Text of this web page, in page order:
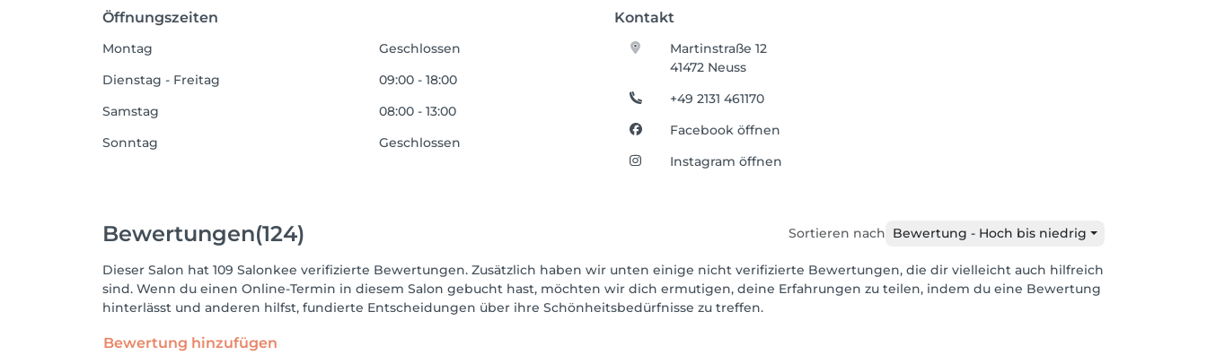
Öffnungszeiten Kontakt
Montag
Geschlossen
Dienstag - Freitag
09:00 - 18:00
Samstag
08:00 - 13:00
Sonntag
Geschlossen
Martinstraße 12
41472 Neuss
+49 2131 461170
Facebook öffnen
Instagram öffnen
Bewertungen(124) Sortieren nach Bewertung - Hoch bis niedrig
Dieser Salon hat 109 Salonkee verifizierte Bewertungen. Zusätzlich haben wir unten einige nicht verifizierte Bewertungen, die dir vielleicht auch hilfreich
sind. Wenn du einen Online-Termin in diesem Salon gebucht hast, möchten wir dich ermutigen, deine Erfahrungen zu teilen, indem du eine Bewertung
hinterlässt und anderen hilfst, fundierte Entscheidungen über ihre Schönheitsbedürfnisse zu treffen.
Bewertung hinzufügen